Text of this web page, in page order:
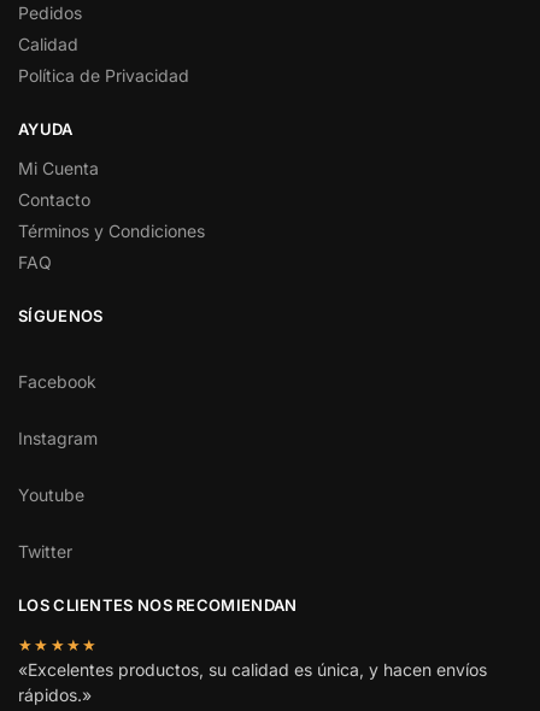
Pedidos
Calidad
Política de Privacidad
AYUDA
Mi Cuenta
Contacto
Términos y Condiciones
FAQ
SÍGUENOS
Facebook
Instagram
Youtube
Twitter
LOS CLIENTES NOS RECOMIENDAN
★★★★★
«Excelentes productos, su calidad es única, y hacen envíos
rápidos.»